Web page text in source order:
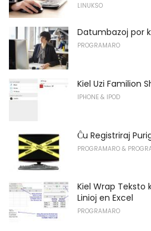
LINUKSO
Datumbazoj por
PROGRAMARO
Kiel Uzi Familion
IPHONE & IPOD
Ĉu Registriraj
PROGRAMARO &
Kiel Wrap Teksto
Linioj en Excel
PROGRAMARO